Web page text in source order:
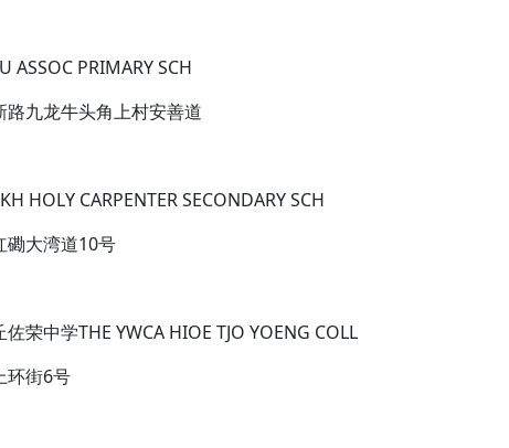
ASSOC PRIMARY SCH
九龙牛头角上村安善道
HOLY CARPENTER SECONDARY SCH
磡大湾道10号
荣中学THE YWCA HIOE TJO YOENG COLL
环街6号